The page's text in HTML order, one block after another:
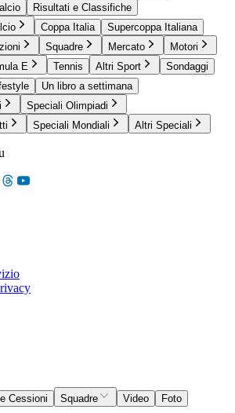
Risultati e Classifiche
Coppa Italia
Supercoppa Italiana
Squadre Mercato
Motori
E Tennis Altri Sport
Sondaggi
Un libro a settimana
Speciali Olimpiadi
Speciali Mondiali Altri Speciali
Cessioni Squadre Video Foto